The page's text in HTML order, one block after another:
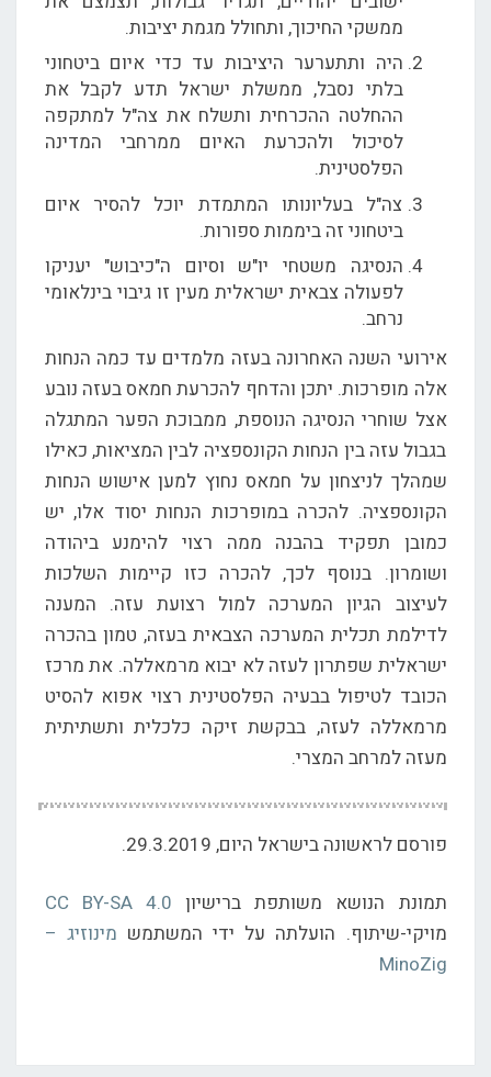
ממשקי החיכוך, ותחולל מגמת יציבות.
היה ותתערער היציבות עד כדי איום ביטחוני
בלתי נסבל, ממשלת ישראל תדע לקבל את
ההחלטה ההכרחית ותשלח את צה"ל למתקפה
לסיכול ולהכרעת האיום ממרחבי המדינה
הפלסטינית.
צה"ל בעליונותו המתמדת יוכל להסיר איום
ביטחוני זה ביממות ספורות.
הנסיגה משטחי יו"ש וסיום ה"כיבוש" יעניקו
לפעולה צבאית ישראלית מעין זו גיבוי בינלאומי
נרחב.
אירועי השנה האחרונה בעזה מלמדים עד כמה הנחות
אלה מופרכות. יתכן והדחף להכרעת חמאס בעזה נובע
אצל שוחרי הנסיגה הנוספת, ממבוכת הפער המתגלה
בגבול עזה בין הנחות הקונספציה לבין המציאות, כאילו
שמהלך לניצחון על חמאס נחוץ למען אישוש הנחות
הקונספציה. להכרה במופרכות הנחות יסוד אלו, יש
כמובן תפקיד בהבנה ממה רצוי להימנע ביהודה
ושומרון. בנוסף לכך, להכרה כזו קיימות השלכות
לעיצוב הגיון המערכה למול רצועת עזה. המענה
לדילמת תכלית המערכה הצבאית בעזה, טמון בהכרה
ישראלית שפתרון לעזה לא יבוא מרמאללה. את מרכז
הכובד לטיפול בבעיה הפלסטינית רצוי אפוא להסיט
מרמאללה לעזה, בבקשת זיקה כלכלית ותשתיתית
מעזה למרחב המצרי.
פורסם לראשונה בישראל היום, 29.3.2019.
תמונת הנושא משותפת ברישיון CC BY-SA 4.0
מויקי-שיתוף. הועלתה על ידי המשתמש מינוזיג –
MinoZig